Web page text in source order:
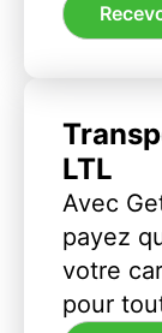
LTL
Avec
payez
votre
pour